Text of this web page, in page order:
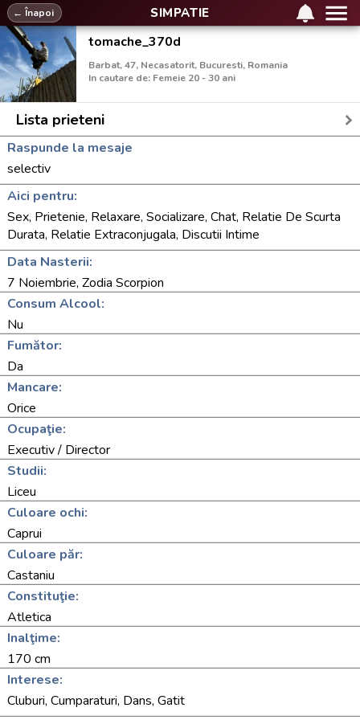
SIMPATIE
← Înapoi
tomache_370d
Barbat, 47, Necasatorit, Bucuresti, Romania
In cautare de: Femeie 20 - 30 ani
Lista prieteni
Raspunde la mesaje
selectiv
Aici pentru:
Sex, Prietenie, Relaxare, Socializare, Chat, Relatie De Scurta
Durata, Relatie Extraconjugala, Discutii Intime
Data Nasterii:
7 Noiembrie, Zodia Scorpion
Consum Alcool:
Nu
Fumător:
Da
Mancare:
Orice
Ocupaţie:
Executiv / Director
Studii:
Liceu
Culoare ochi:
Caprui
Culoare păr:
Castaniu
Constituţie:
Atletica
Inalţime:
170 cm
Interese:
Cluburi, Cumparaturi, Dans, Gatit